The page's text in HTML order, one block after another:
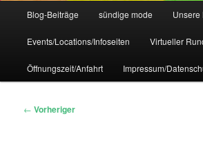
Blog-Beiträge sündige mode Unsere
Events/Locations/Infoseiten Virtueller
Öffnungszeit/Anfahrt Impressum/
Beitragsnavigation
← Vorheriger